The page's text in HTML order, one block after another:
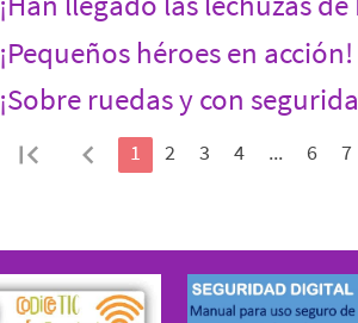
¡Han llegado las lechuzas
¡Pequeños héroes en acción!
¡Sobre ruedas y con
first_page chevron_left 1 2 3 4 ... 6 7